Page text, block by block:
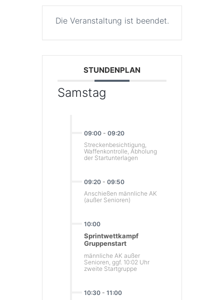
Die Veranstaltung ist beendet.
STUNDENPLAN
Samstag
09:00 - 09:20
Streckenbesichtigung,
Waffenkontrolle, Abholung
der Startunterlagen
09:20 - 09:50
Anschießen männliche AK
(außer Senioren)
10:00
Sprintwettkampf
Gruppenstart
männliche AK außer
Senioren, ggf. 10:02 Uhr
zweite Startgruppe
10:30 - 11:00